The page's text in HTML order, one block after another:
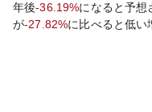
年後-36.19%になると予想
が-27.82%に比べると低い